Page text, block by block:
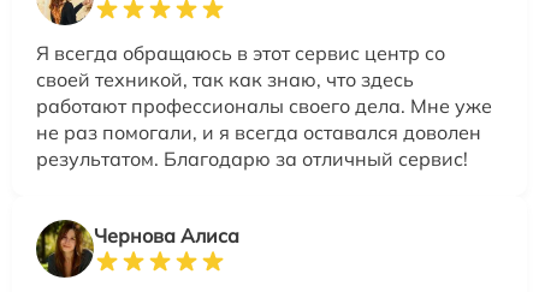
Я всегда обращаюсь в этот сервис центр со
своей техникой, так как знаю, что здесь
работают профессионалы своего дела. Мне уже
не раз помогали, и я всегда оставался доволен
результатом. Благодарю за отличный сервис!
Чернова Алиса